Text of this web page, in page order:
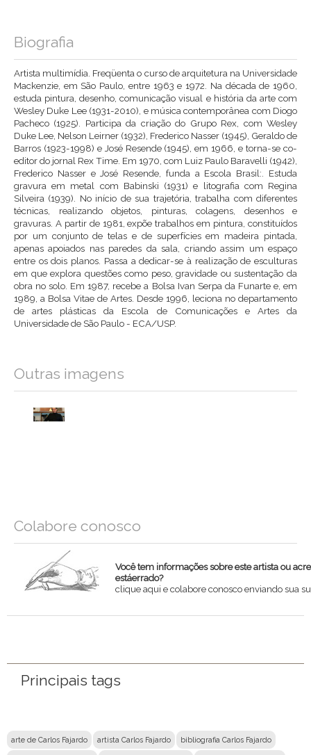
Biografia
Artista multimídia. Freqüenta o curso de arquitetura na Universidade
Mackenzie, em São Paulo, entre 1963 e 1972. Na década de 1960,
estuda pintura, desenho, comunicação visual e história da arte com
Wesley Duke Lee (1931-2010), e música contemporânea com Diogo
Pacheco (1925). Participa da criação do Grupo Rex, com Wesley
Duke Lee, Nelson Leirner (1932), Frederico Nasser (1945), Geraldo de
Barros (1923-1998) e José Resende (1945), em 1966, e torna-se co-
editor do jornal Rex Time. Em 1970, com Luiz Paulo Baravelli (1942),
Frederico Nasser e José Resende, funda a Escola Brasil:. Estuda
gravura em metal com Babinski (1931) e litografia com Regina
Silveira (1939). No início de sua trajetória, trabalha com diferentes
técnicas, realizando objetos, pinturas, colagens, desenhos e
gravuras. A partir de 1981, expõe trabalhos em pintura, constituídos
por um conjunto de telas e de superfícies em madeira pintada,
apenas apoiados nas paredes da sala, criando assim um espaço
entre os dois planos. Passa a dedicar-se à realização de esculturas
em que explora questões como peso, gravidade ou sustentação da
obra no solo. Em 1987, recebe a Bolsa Ivan Serpa da Funarte e, em
1989, a Bolsa Vitae de Artes. Desde 1996, leciona no departamento
de artes plásticas da Escola de Comunicações e Artes da
Universidade de São Paulo - ECA/USP.
Outras imagens
Colabore conosco
Você tem informações sobre este artista ou
estáerrado?
clique aqui e colabore conosco enviando sua
Principais tags
arte de Carlos Fajardo artista Carlos Fajardo bibliografia Carlos Fajardo